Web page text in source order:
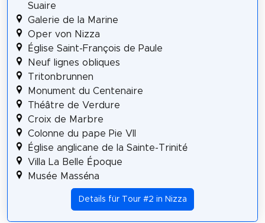
Suaire
Galerie de la Marine
Oper von Nizza
Église Saint-François de Paule
Neuf lignes obliques
Tritonbrunnen
Monument du Centenaire
Théâtre de Verdure
Croix de Marbre
Colonne du pape Pie VII
Église anglicane de la Sainte-Trinité
Villa La Belle Époque
Musée Masséna
Details für Tour #2 in Nizza